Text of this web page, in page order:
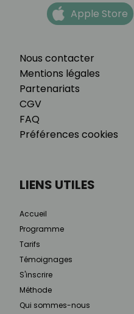
Nous contacter
Mentions légales
Partenariats
CGV
FAQ
Préférences cookies
Apple Store
LIENS UTILES
Accueil
Programme
Tarifs
Témoignages
S'inscrire
Méthode
Qui sommes-nous